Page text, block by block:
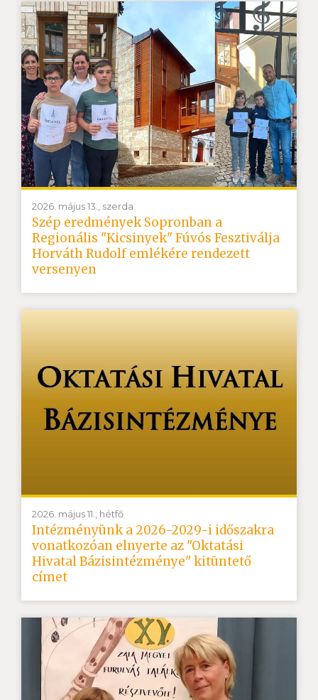
2026. május 13., szerda
Szép eredmények Sopronban a
Regionális "Kicsinyek" Fúvós Fesztiválja
Horváth Rudolf emlékére rendezett
versenyen
2026. május 11., hétfő
Intézményünk a 2026-2029-i időszakra
vonatkozóan elnyerte az "Oktatási
Hivatal Bázisintézménye" kitüntető
címet